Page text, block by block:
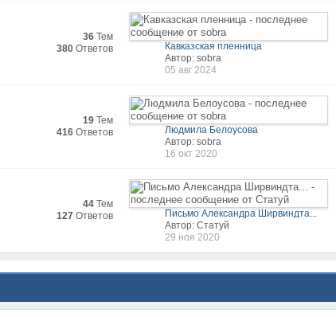
36 Тем
380 Ответов
Кавказская пленница
Автор: sobra
05 авг 2024
19 Тем
416 Ответов
Людмила Белоусова
Автор: sobra
16 окт 2020
44 Тем
127 Ответов
Письмо Александра Ширвиндта...
Автор: Статуй
29 ноя 2020